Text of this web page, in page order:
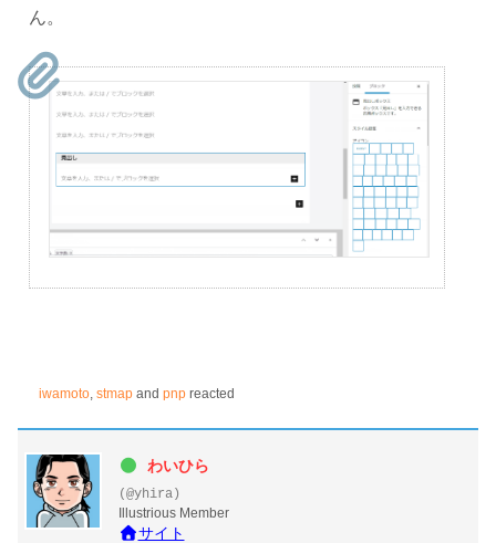
ん。
iwamoto stmap and pnp reacted
わいひら
(@yhira)
Illustrious Member
サイト